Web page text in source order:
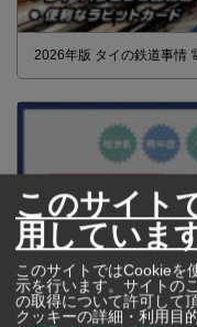
2026年版 タイの鉄道事情
このサイト
用していま
このサイトではCookieを
示を行います。サイトの
の取得について許可して
クッキーの詳細・利用目